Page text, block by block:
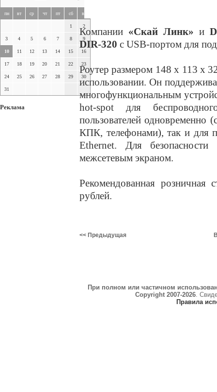
пн вт ср чт пт сб вс
1 2
3 4 5 6 7 8 9
10 11 12 13 14 15 16
17 18 19 20 21 22 23
24 25 26 27 28 29 30
31
Реклама
Компании «Скай Линк» и
DIR-320 с USB-портом для
Роутер размером 148 х 113 х
использовании. Он
многофункциональным
hot-spot для
пользователей одновременно
КПК, телефонами), так и для
Ethernet. Для безопасности
межсетевым экраном.
Рекомендованная розничная
рублей.
<< Предыдущая
При полном или частичном
Copyright 2007-2026.
Правила